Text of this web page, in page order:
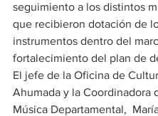
seguimiento a los distintos
que recibieron dotación de
instrumentos dentro del
fortalecimiento del plan de
El jefe de la Oficina de
Ahumada y la Coordinadora
Música Departamental,